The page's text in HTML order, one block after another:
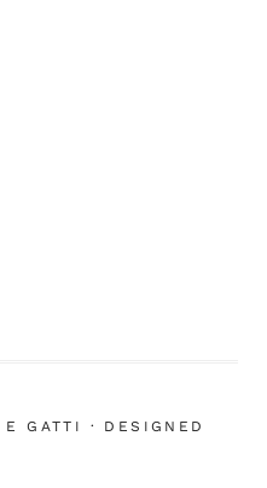
GATTI · DESIGNED